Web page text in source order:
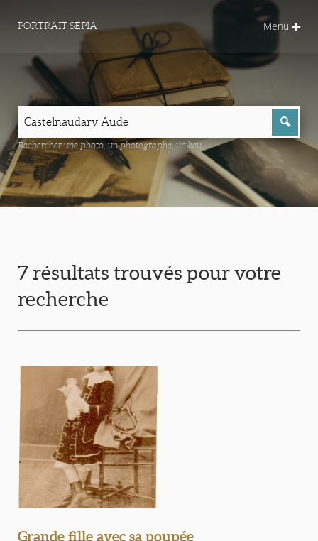
PORTRAIT SÉPIA Menu
Rechercher une photo, un photographe, un lieu...
7 résultats trouvés pour votre
recherche
Grande fille avec sa poupée